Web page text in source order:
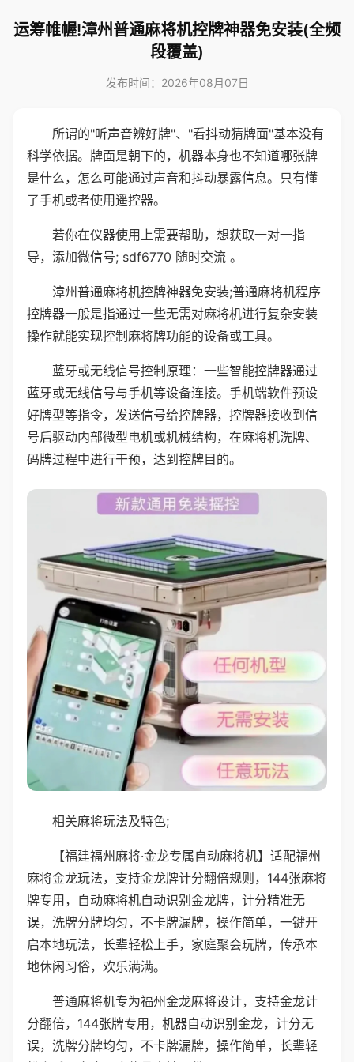
运筹帷幄!漳州普通麻将机控牌神器免安装(全频
段覆盖)
发布时间：2026年08月07日
所谓的"听声音辨好牌"、"看抖动猜牌面"基本没有
科学依据。牌面是朝下的，机器本身也不知道哪张牌
是什么，怎么可能通过声音和抖动暴露信息。只有懂
了手机或者使用遥控器。
若你在仪器使用上需要帮助，想获取一对一指
导，添加微信号; sdf6770 随时交流 。
漳州普通麻将机控牌神器免安装;普通麻将机程序
控牌器一般是指通过一些无需对麻将机进行复杂安装
操作就能实现控制麻将牌功能的设备或工具。
蓝牙或无线信号控制原理：一些智能控牌器通过
蓝牙或无线信号与手机等设备连接。手机端软件预设
好牌型等指令，发送信号给控牌器，控牌器接收到信
号后驱动内部微型电机或机械结构，在麻将机洗牌、
码牌过程中进行干预，达到控牌目的。
相关麻将玩法及特色;
【福建福州麻将·金龙专属自动麻将机】适配福州
麻将金龙玩法，支持金龙牌计分翻倍规则，144张麻将
牌专用，自动麻将机自动识别金龙牌，计分精准无
误，洗牌分牌均匀，不卡牌漏牌，操作简单，一键开
启本地玩法，长辈轻松上手，家庭聚会玩牌，传承本
地休闲习俗，欢乐满满。
普通麻将机专为福州金龙麻将设计，支持金龙计
分翻倍，144张牌专用，机器自动识别金龙，计分无
误，洗牌分牌均匀，不卡牌漏牌，操作简单，长辈轻